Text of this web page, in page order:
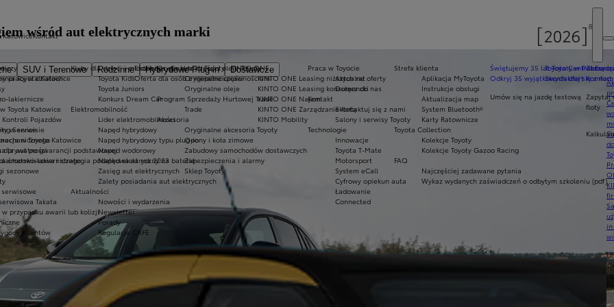
SUV i Terenowe Rodzinne Hybrydowe Plug-in
Dostawcze
Ekobonus dla hybryd Toyoty
Oferta dla osób z niepełnosprawnościami
Świętujemy 35 lat Toyoty w Polsce
Odkryj 35 wyjątkowych ofert
Umów się na jazdę testową
Kluby dla dzieci i młodzieży
Toyota Kids
Toyota Juniors
Konkurs Dream Car
Elektromobilność
Lider elektromobilności
Napęd hybrydowy
Napęd hybrydowy typu plug-in
Napęd wodorowy
Napęd elektryczny na baterię
Zasięg aut elektrycznych
Zalety posiadania aut elektrycznych
Aktualności
Nowości i wydarzenia
Newsletter
Porady
Regulacje CAFE
Praca w Toyocie
Aktualne oferty
Dołącz do nas
Kontakt
Skontaktuj się z nami
Salony i serwisy Toyoty
Technologie
Innowacje
Toyota T-Mate
Motorsport
System eCall
Cyfrowy opiekun auta
Ładowanie
Connected
Toyota Central
Skontaktuj się z
KINTO ONE
KINTO ONE Leasing niższych rat
KINTO ONE Leasing konsumencki
KINTO ONE Najem
KINTO ONE Zarządzanie flotą
KINTO Mobility
Komfort
Zapytaj
floty
Toyota Katowice
lakiernicze
w serwisie
dla aut po gwarancji podstawowej
lakierniczego
sezonowe
serwisowe
Takata
w przypadku awarii lub kolizji
Klientów
Oryginalne części i oleje Toyoty
Oryginalne części
Oryginalne oleje
Program Sprzedaży Hurtowej Trade
Trade
Akcesoria
Oryginalne akcesoria Toyoty
Opony i koła zimowe
Zabudowy samochodów dostawczych
Zabezpieczenia i alarmy
Sklep Toyoty
Strefa klienta
Aplikacja MyToyota
Instrukcje obsługi
Aktualizacja map
System Bluetooth®
Karty Ratownicze
Toyota Collection
Kolekcje Toyoty
Kolekcje Toyoty Gazoo Racing
FAQ
Najczęściej zadawane pytania
Wykaz wydanych zaświadczeń o odbytym szkoleniu (pdf)
Katowice
pracy w działach
Toyota Katowice
Kontroli Pojazdów
Service
w Toyota Katowice
prywatności
środowiskowa i strategia podatkowa za rok 2023
Kontakt
wśród aut elektrycznych marki